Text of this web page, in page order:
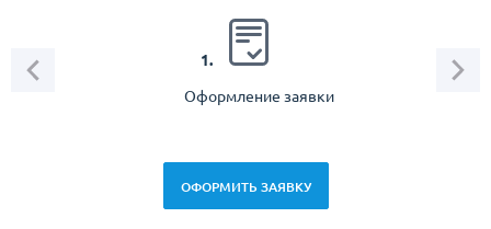
1.
Оформление заявки
ОФОРМИТЬ ЗАЯВКУ